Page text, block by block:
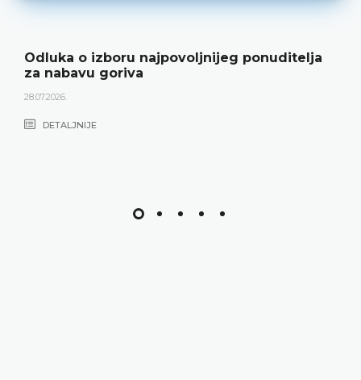
Odluka o izboru najpovoljnijeg ponuditelja
za nabavu goriva
28.07.2026.
DETALJNIJE